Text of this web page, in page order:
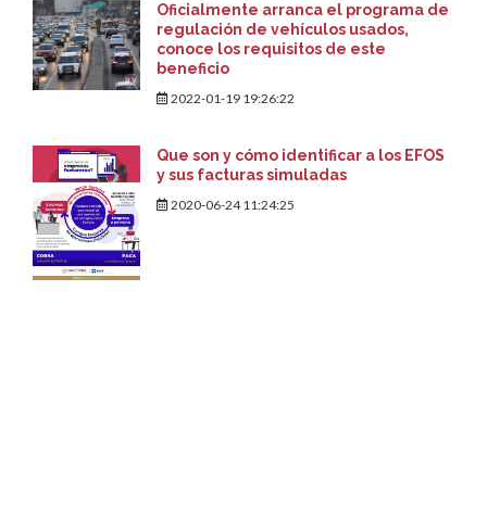
Oficialmente arranca el programa de
regulación de vehículos usados,
conoce los requisitos de este
beneficio
2022-01-19 19:26:22
Que son y cómo identificar a los EFOS
y sus facturas simuladas
2020-06-24 11:24:25